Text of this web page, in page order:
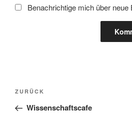
Benachrichtige mich über neue
Beitragsnavigation
Vorheriger
Beitrag
ZURÜCK
Wissenschaftscafe